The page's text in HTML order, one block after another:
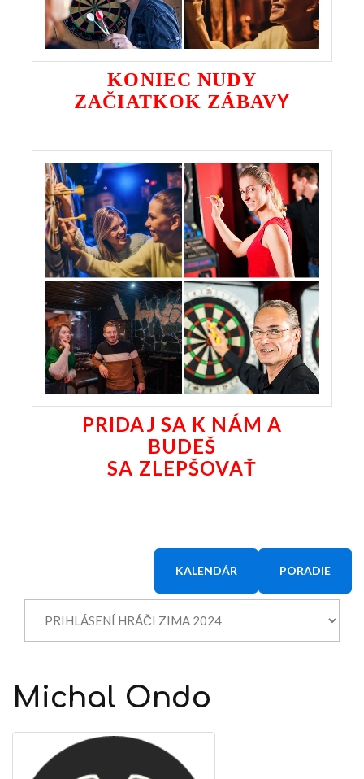
KONIEC NUDY
ZAČIATKOK ZÁBAVY
PRIDAJ SA K NÁM A
BUDEŠ
SA ZLEPŠOVAŤ
KALENDÁR PORADIE
Michal Ondo